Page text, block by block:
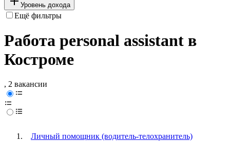
Уровень дохода
Ещё фильтры
Работа personal assistant в
Костроме
, 2 вакансии
Личный помощник (водитель-телохранитель)